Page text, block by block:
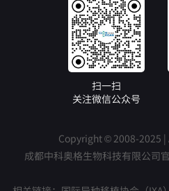
扫一扫
关注微信公众号
Copyright © 2008-2025 |
成都中科奥格生物科技有限公司